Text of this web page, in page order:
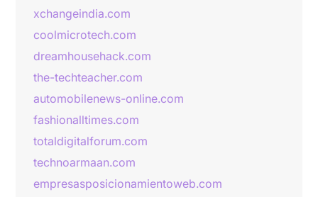
xchangeindia.com
coolmicrotech.com
dreamhousehack.com
the-techteacher.com
automobilenews-online.com
fashionalltimes.com
totaldigitalforum.com
technoarmaan.com
empresasposicionamientoweb.com